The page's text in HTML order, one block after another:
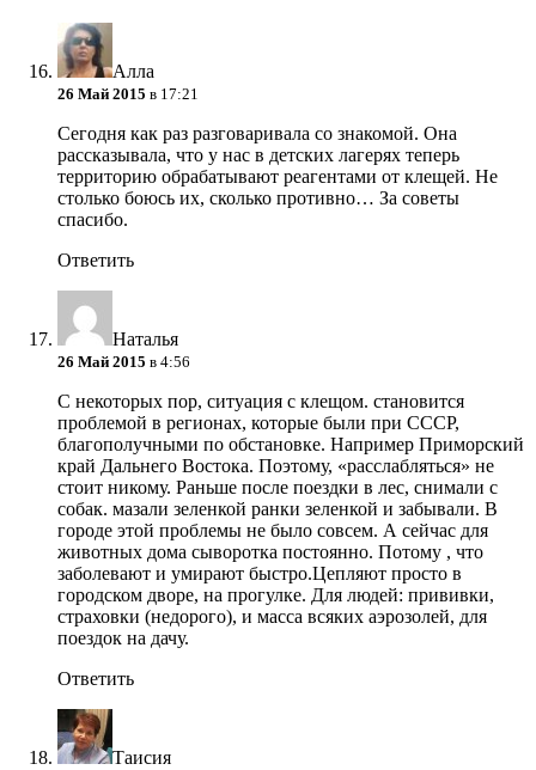
Алла
26 Май 2015 в 17:21
Сегодня как раз разговаривала со знакомой. Она
рассказывала, что у нас в детских лагерях теперь
территорию обрабатывают реагентами от клещей. Не
столько боюсь их, сколько противно… За советы
спасибо.
Ответить
Наталья
26 Май 2015 в 4:56
С некоторых пор, ситуация с клещом. становится
проблемой в регионах, которые были при СССР,
благополучными по обстановке. Например Приморский
край Дальнего Востока. Поэтому, «расслабляться» не
стоит никому. Раньше после поездки в лес, снимали с
собак. мазали зеленкой ранки зеленкой и забывали. В
городе этой проблемы не было совсем. А сейчас для
животных дома сыворотка постоянно. Потому , что
заболевают и умирают быстро.Цепляют просто в
городском дворе, на прогулке. Для людей: прививки,
страховки (недорого), и масса всяких аэрозолей, для
поездок на дачу.
Ответить
Таисия